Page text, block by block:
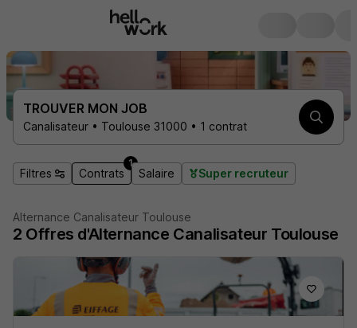
TROUVER MON JOB
Canalisateur • Toulouse 31000 • 1 contrat
Filtres Contrats
1
Salaire Super recruteur
Alternance Canalisateur Toulouse
2 Offres d'Alternance Canalisateur Toulouse